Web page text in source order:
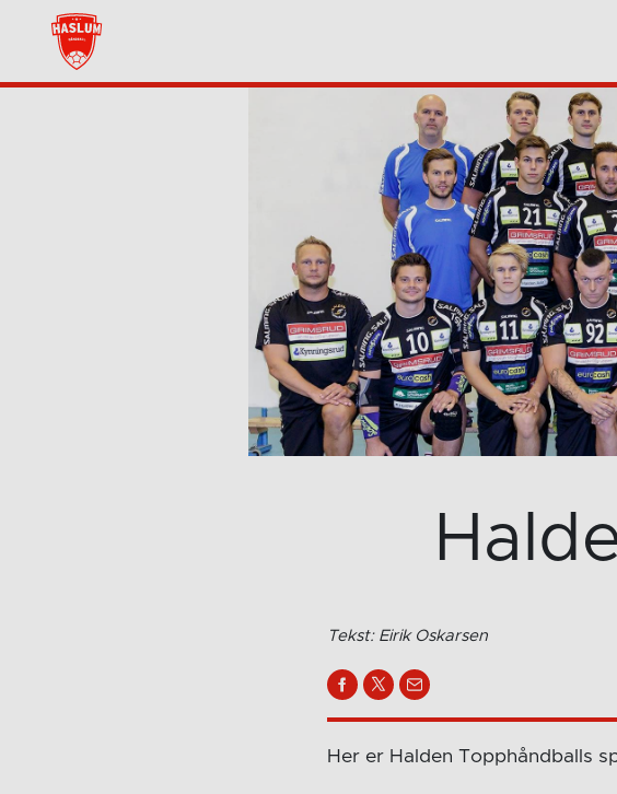
Tekst: Eirik Oskarsen
Her er Halden Topphåndballs